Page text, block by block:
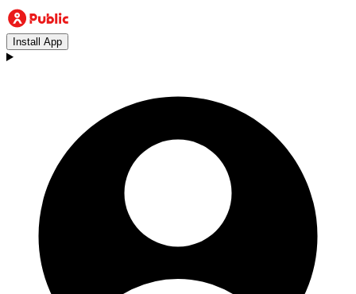
Install App